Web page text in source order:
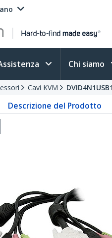
Chi siamo
Cavi KVM
Descrizione del Prodotto